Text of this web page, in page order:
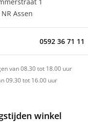
Assen
0592 36 71 11
van 08.30 tot 18.00 uur
09.30 tot 16.00 uur
winkel